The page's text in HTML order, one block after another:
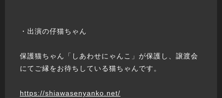
・出演の仔猫ちゃん
保護猫ちゃん「しあわせにゃんこ」が保護し、譲渡会
にてご縁をお待ちしている猫ちゃんです。
https://shiawasenyanko.net/